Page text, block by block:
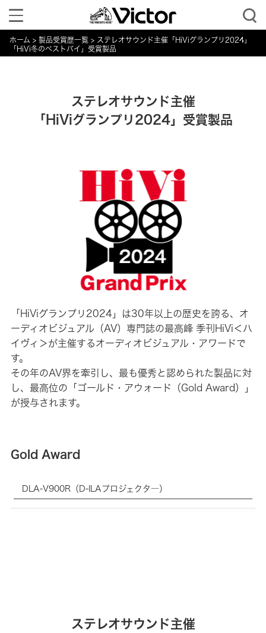
Toggle
navigation
ホーム 製品受賞歴一覧
ステレオサウンド主催「HiViグランプリ2024」
「HiVi冬のベストバイ」受賞製品
ステレオサウンド主催
「HiViグランプリ2024」受賞製品
「HiViグランプリ2024」は30年以上の歴史を誇る、オ
ーディオビジュアル（AV）専門誌の最高峰 季刊HiVi＜ハ
イヴィ＞が主催するオーディオビジュアル・アワードで
す。
その年のAV界を牽引し、最も優秀と認められた製品に対
し、最高位の「ゴールド・アウォード（Gold Award）」
が授与されます。
Gold Award
製
品
DLA-V900R（D-ILAプロジェクタ―）
ステレオサウンド主催